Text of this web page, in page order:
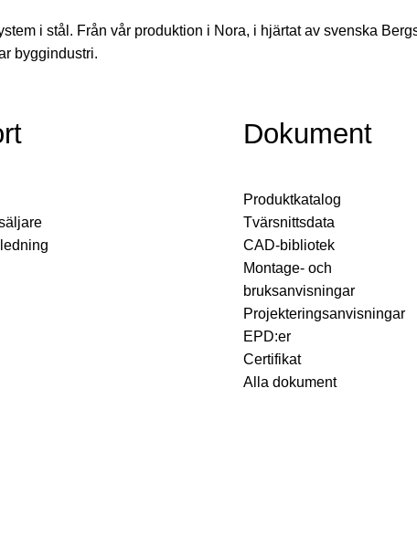
i stål. Från vår produktion i Nora, i hjärtat av svenska
byggindustri.
Dokument
Produktkatalog
Tvärsnittsdata
CAD-bibliotek
Montage- och
bruksanvisningar
Projekteringsanvisningar
EPD:er
Certifikat
Alla dokument